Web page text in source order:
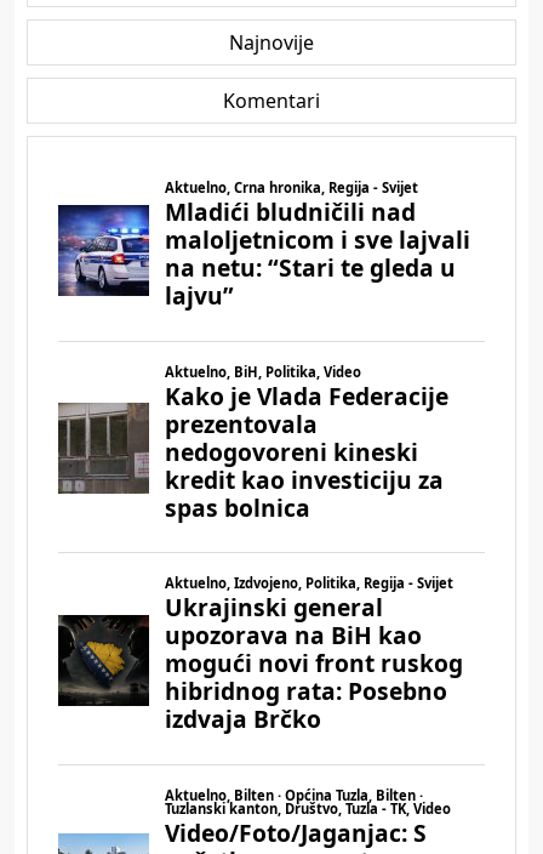
Najnovije
Komentari